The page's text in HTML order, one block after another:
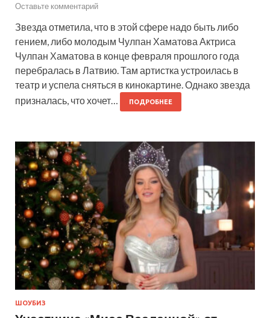
Оставьте комментарий
Звезда отметила, что в этой сфере надо быть либо
гением, либо молодым Чулпан Хаматова Актриса
Чулпан Хаматова в конце февраля прошлого года
перебралась в Латвию. Там артистка устроилась в
театр и успела сняться в кинокартине. Однако звезда
призналась, что хочет…
ПОДРОБНЕЕ
ШОУБИЗ